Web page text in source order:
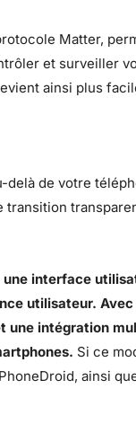
Matter,
et surveiller
ainsi plus
delà de votre
une interface
utilisateur.
une intégration
Si ce
ainsi